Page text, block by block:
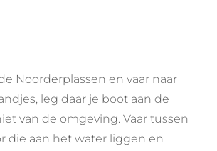
Noorderplassen en vaar naar
leg daar je boot aan de
van de omgeving. Vaar tussen
die aan het water liggen en